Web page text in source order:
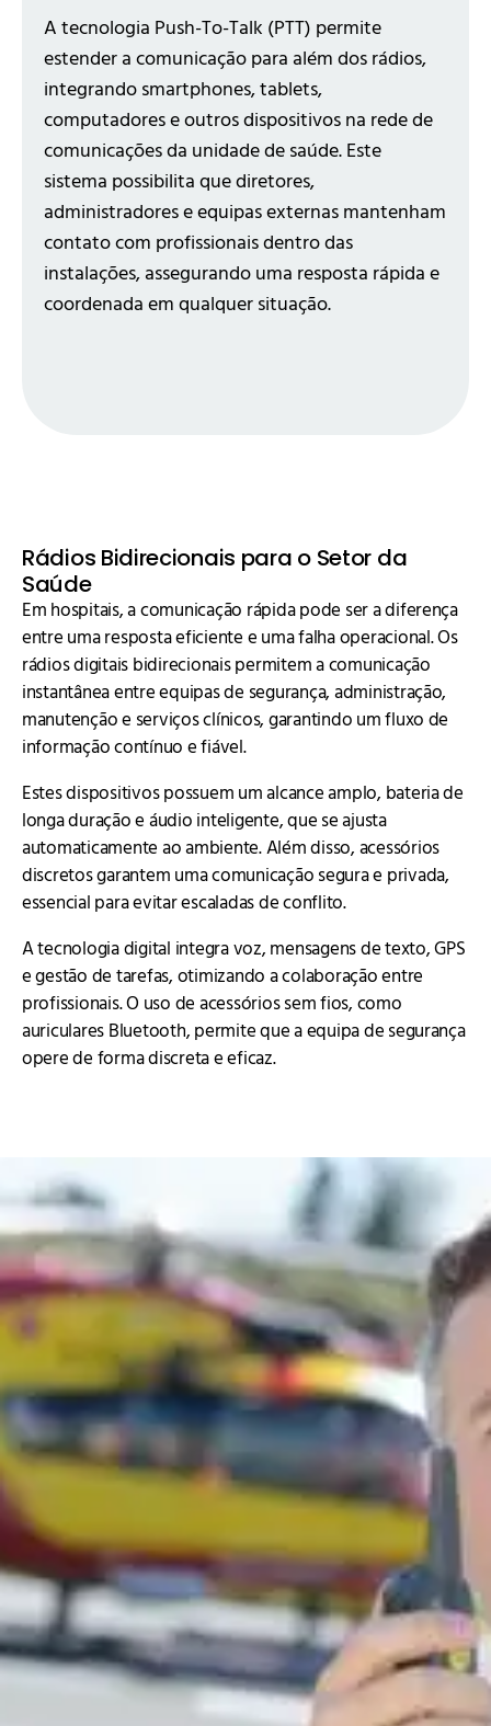
A tecnologia Push-To-Talk (PTT) permite
estender a comunicação para além dos rádios,
integrando smartphones, tablets,
computadores e outros dispositivos na rede de
comunicações da unidade de saúde. Este
sistema possibilita que diretores,
administradores e equipas externas mantenham
contato com profissionais dentro das
instalações, assegurando uma resposta rápida e
coordenada em qualquer situação.
Rádios Bidirecionais para o Setor da
Saúde
Em hospitais, a comunicação rápida pode ser a diferença
entre uma resposta eficiente e uma falha operacional. Os
rádios digitais bidirecionais permitem a comunicação
instantânea entre equipas de segurança, administração,
manutenção e serviços clínicos, garantindo um fluxo de
informação contínuo e fiável.
Estes dispositivos possuem um alcance amplo, bateria de
longa duração e áudio inteligente, que se ajusta
automaticamente ao ambiente. Além disso, acessórios
discretos garantem uma comunicação segura e privada,
essencial para evitar escaladas de conflito.
A tecnologia digital integra voz, mensagens de texto, GPS
e gestão de tarefas, otimizando a colaboração entre
profissionais. O uso de acessórios sem fios, como
auriculares Bluetooth, permite que a equipa de segurança
opere de forma discreta e eficaz.